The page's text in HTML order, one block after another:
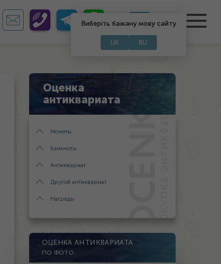
UA
Виберіть бажану мову сайту
UK RU
Оценка
антиквариата
Монеты
Банкноты
Антиквариат
Другой антиквариат
Награды
ОЦЕНКА АНТИКВАРИАТА
ПО ФОТО